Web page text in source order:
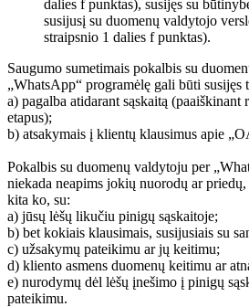
dalies f punktas), susijęs su
susijusį su duomenų valdytojo
straipsnio 1 dalies f punktas).
Saugumo sumetimais pokalbis su
„WhatsApp“ programėlę gali būti susijęs
a) pagalba atidarant sąskaitą (paaiškinant
etapus);
b) atsakymais į klientų klausimus apie
Pokalbis su duomenų valdytoju per
niekada neapims jokių nuorodų ar priedų,
kita ko, su:
a) jūsų lėšų likučiu pinigų sąskaitoje;
b) bet kokiais klausimais, susijusiais su
c) užsakymų pateikimu ar jų keitimu;
d) kliento asmens duomenų keitimu ar
e) nurodymų dėl lėšų įnešimo į pinigų
pateikimu.